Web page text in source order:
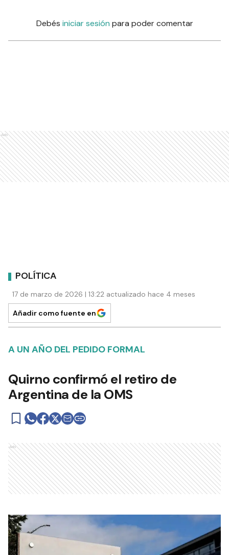
Debés iniciar sesión para poder comentar
Ads
POLÍTICA
17 de marzo de 2026 | 13:22 actualizado hace 4 meses
Añadir como fuente en
A UN AÑO DEL PEDIDO FORMAL
Quirno confirmó el retiro de
Argentina de la OMS
Ads